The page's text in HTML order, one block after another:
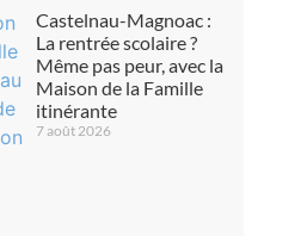
Castelnau-Magnoac :
La rentrée scolaire ?
Même pas peur, avec la
Maison de la Famille
itinérante
7 août 2026